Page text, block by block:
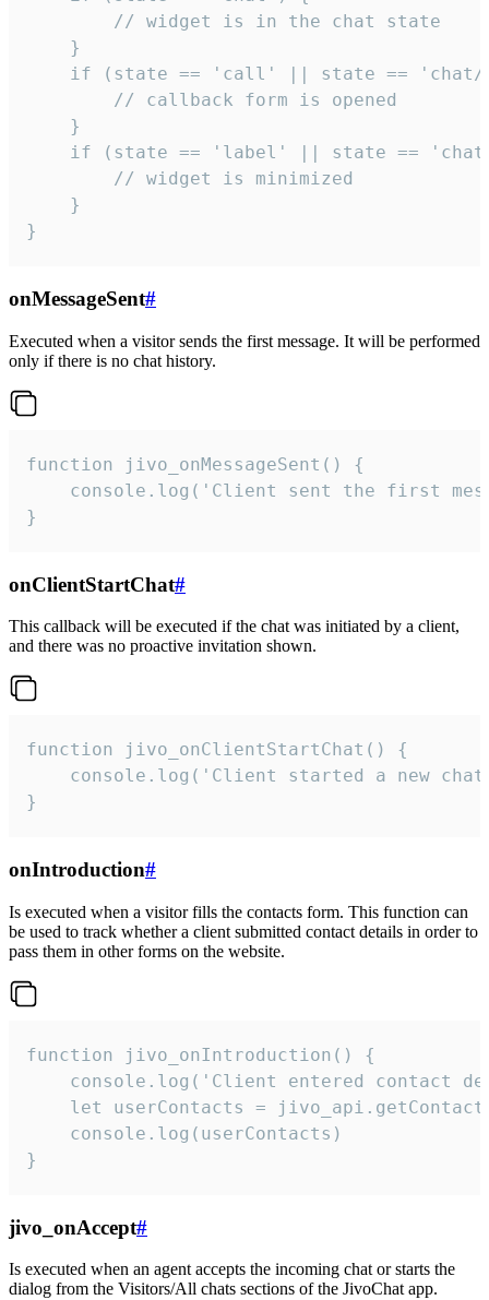
        // widget is in the chat state
    }
if (state == 'call' || state ==
        // callback form is opened
    }
if (state == 'label' || state ==
        // widget is minimized
    }
}
onMessageSent#
Executed when a visitor sends the first message. It will be performed
only if there is no chat history.
function jivo_onMessageSent() {
console.log('Client sent the first
}
onClientStartChat#
This callback will be executed if the chat was initiated by a client,
and there was no proactive invitation shown.
function jivo_onClientStartChat() {
console.log('Client started a new
}
onIntroduction#
Is executed when a visitor fills the contacts form. This function can
be used to track whether a client submitted contact details in order to
pass them in other forms on the website.
function jivo_onIntroduction() {
console.log('Client entered contact
let userContacts =
    console.log(userContacts)
}
jivo_onAccept#
Is executed when an agent accepts the incoming chat or starts the
dialog from the Visitors/All chats sections of the JivoChat app.